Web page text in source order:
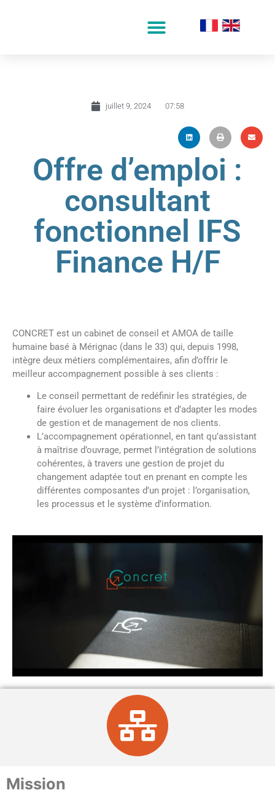
juillet 9, 2024 07:58
Offre d’emploi :
consultant
fonctionnel IFS
Finance H/F
CONCRET est un cabinet de conseil et AMOA de taille
humaine basé à Mérignac (dans le 33) qui, depuis 1998,
intègre deux métiers complémentaires, afin d’offrir le
meilleur accompagnement possible à ses clients :
Le conseil permettant de redéfinir les stratégies, de
faire évoluer les organisations et d’adapter les modes
de gestion et de management de nos clients.
L’accompagnement opérationnel, en tant qu’assistant
à maîtrise d’ouvrage, permet l’intégration de solutions
cohérentes, à travers une gestion de projet du
changement adaptée tout en prenant en compte les
différentes composantes d’un projet : l’organisation,
les processus et le système d’information.
Mission